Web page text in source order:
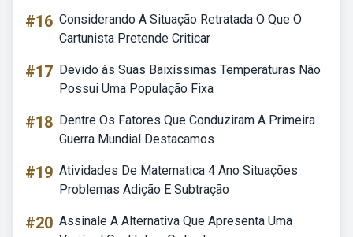
#16 Considerando A Situação Retratada O Que O
Cartunista Pretende Criticar
#17 Devido às Suas Baixíssimas Temperaturas Não
Possui Uma População Fixa
#18 Dentre Os Fatores Que Conduziram A Primeira
Guerra Mundial Destacamos
#19 Atividades De Matematica 4 Ano Situações
Problemas Adição E Subtração
#20 Assinale A Alternativa Que Apresenta Uma